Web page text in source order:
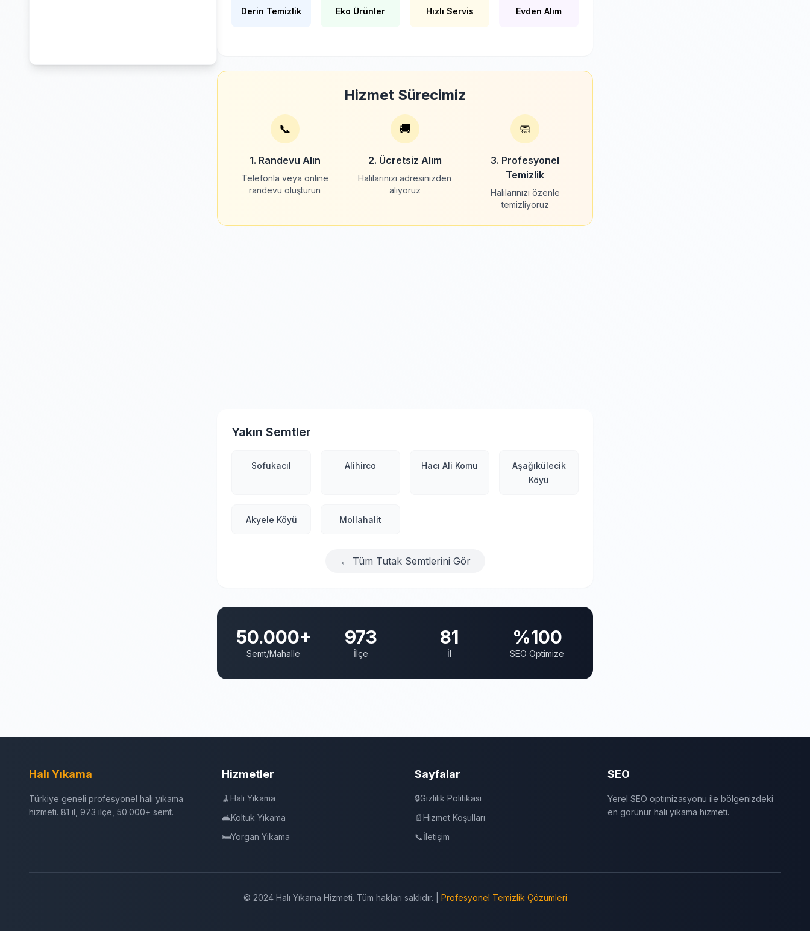
Derin Temizlik Eko Ürünler Hızlı Servis Evden Alım
Hizmet Sürecimiz
📞
1. Randevu Alın
Telefonla veya online
randevu oluşturun
🚚
2. Ücretsiz Alım
Halılarınızı adresinizden
alıyoruz
🧼
3. Profesyonel
Temizlik
Halılarınızı özenle
temizliyoruz
Yakın Semtler
Sofukacıl Alihirco Hacı Ali Komu
Aşağıkülecik
Köyü
Akyele Köyü Mollahalit
← Tüm Tutak Semtlerini Gör
50.000+
Semt/Mahalle
973
İlçe
81
İl
%100
SEO Optimize
Halı Yıkama
Türkiye geneli profesyonel halı yıkama
hizmeti. 81 il, 973 ilçe, 50.000+ semt.
Hizmetler
🧹Halı Yıkama
🛋️Koltuk Yıkama
🛏️Yorgan Yıkama
Sayfalar
🔒Gizlilik Politikası
📄Hizmet Koşulları
📞İletişim
SEO
Yerel SEO optimizasyonu ile bölgenizdeki
en görünür halı yıkama hizmeti.
© 2024 Halı Yıkama Hizmeti. Tüm hakları saklıdır. | Profesyonel Temizlik Çözümleri